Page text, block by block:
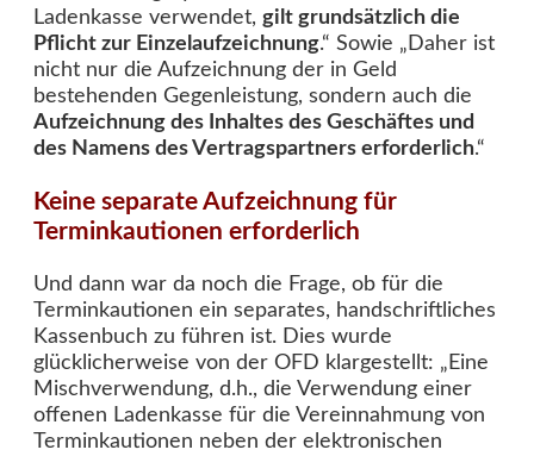
Ladenkasse verwendet, gilt grundsätzlich die
Pflicht zur Einzelaufzeichnung.“ Sowie „Daher ist
nicht nur die Aufzeichnung der in Geld
bestehenden Gegenleistung, sondern auch die
Aufzeichnung des Inhaltes des Geschäftes und
des Namens des Vertragspartners erforderlich.“
Keine separate Aufzeichnung für
Terminkautionen erforderlich
Und dann war da noch die Frage, ob für die
Terminkautionen ein separates, handschriftliches
Kassenbuch zu führen ist. Dies wurde
glücklicherweise von der OFD klargestellt: „Eine
Mischverwendung, d.h., die Verwendung einer
offenen Ladenkasse für die Vereinnahmung von
Terminkautionen neben der elektronischen